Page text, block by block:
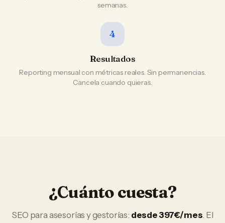
semanas.
4
Resultados
Reporting mensual con métricas reales. Sin permanencias.
Cancela cuando quieras.
¿Cuánto cuesta?
SEO paraasesorías y gestorías: desde 397€/mes. El